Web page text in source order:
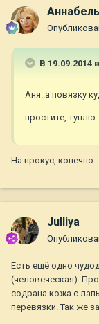
Aннaбель
В 19.09.2014
Аня..а повязку
простите,
На прокус, конечно.
Julliya
Есть ещё одно
(человеческая).
содрана кожа с
перевязки. Так же